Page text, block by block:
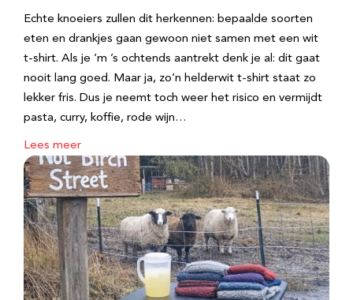
Echte knoeiers zullen dit herkennen: bepaalde soorten
eten en drankjes gaan gewoon niet samen met een wit
t-shirt. Als je ‘m ’s ochtends aantrekt denk je al: dit gaat
nooit lang goed. Maar ja, zo’n helderwit t-shirt staat zo
lekker fris. Dus je neemt toch weer het risico en vermijdt
pasta, curry, koffie, rode wijn…
Lees meer